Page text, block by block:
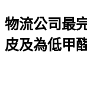
於
物流公司最
皮及為低甲